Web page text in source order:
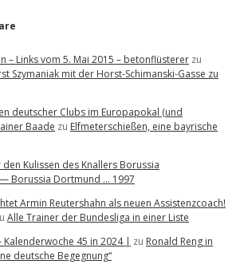
– Links vom 5. Mai 2015 – betonflüsterer zu
Szymaniak mit der Horst-Schimanski-Gasse zu
deutscher Clubs im Europapokal (und
Baade zu Elfmeterschießen, eine bayrische
den Kulissen des Knallers Borussia
Borussia Dortmund … 1997
Armin Reutershahn als neuen Assistenzcoach!
Alle Trainer der Bundesliga in einer Liste
Kalenderwoche 45 in 2024 | zu Ronald Reng in
deutsche Begegnung“